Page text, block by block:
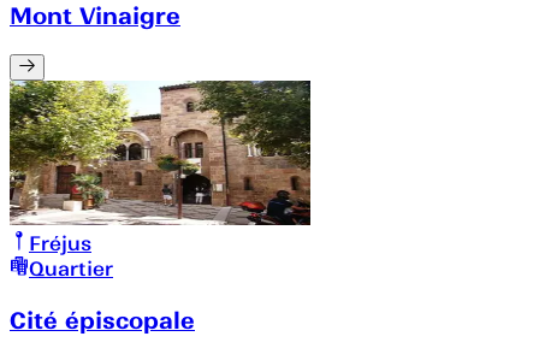
Mont Vinaigre
Fréjus
Quartier
Cité épiscopale